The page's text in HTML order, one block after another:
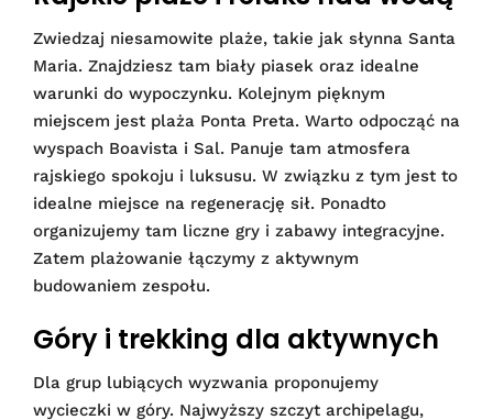
Zwiedzaj niesamowite plaże, takie jak słynna Santa
Maria. Znajdziesz tam biały piasek oraz idealne
warunki do wypoczynku. Kolejnym pięknym
miejscem jest plaża Ponta Preta. Warto odpocząć na
wyspach Boavista i Sal. Panuje tam atmosfera
rajskiego spokoju i luksusu. W związku z tym jest to
idealne miejsce na regenerację sił. Ponadto
organizujemy tam liczne gry i zabawy integracyjne.
Zatem plażowanie łączymy z aktywnym
budowaniem zespołu.
Góry i trekking dla aktywnych
Dla grup lubiących wyzwania proponujemy
wycieczki w góry. Najwyższy szczyt archipelagu,